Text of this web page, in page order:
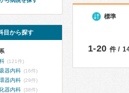
標準
1-20 件 /
目から探す
(121件)
器内科 (16件)
器内科 (29件)
器内科 (38件)